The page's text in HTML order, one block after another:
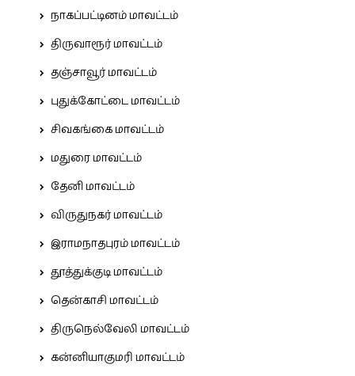
நாகப்பட்டினம் மாவட்டம்
திருவாரூர் மாவட்டம்
தஞ்சாவூர் மாவட்டம்
புதுக்கோட்டை மாவட்டம்
சிவகங்கை மாவட்டம்
மதுரை மாவட்டம்
தேனி மாவட்டம்
விருதுநகர் மாவட்டம்
இராமநாதபுரம் மாவட்டம்
தூத்துக்குடி மாவட்டம்
தென்காசி மாவட்டம்
திருநெல்வேலி மாவட்டம்
கன்னியாகுமரி மாவட்டம்